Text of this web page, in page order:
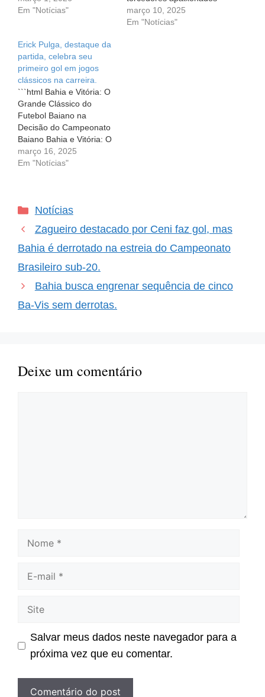
2026 Neste domingo (8),
a grande decisão do
campeonato baiano de
2026 entre Bahia e
Vitória. Em um clássico…
Em "Notícias"
pelo clássico Ba-Vi. Agora
que o Bahia conquistou
março 10, 2025
Em "Notícias"
Erick Pulga, destaque da
partida, celebra seu
primeiro gol em jogos
clássicos na carreira.
```html Bahia e Vitória: O
Grande Clássico do
Futebol Baiano na
Decisão do Campeonato
Baiano Bahia e Vitória: O
Grande Clássico do
Futebol Baiano na
especial sempre desperta
torcedores apaixonados:
o Ba-Vi. Recentemente,
março 16, 2025
Em "Notícias"
Categorias
Notícias
Zagueiro destacado por Ceni faz gol, mas
Bahia é derrotado na estreia do Campeonato
Brasileiro sub-20.
Bahia busca engrenar sequência de cinco
Ba-Vis sem derrotas.
Deixe um comentário
Nome
Site
Salvar meus dados neste navegador para a
próxima vez que eu comentar.